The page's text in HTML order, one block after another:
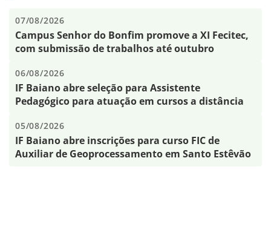
07/08/2026
Campus Senhor do Bonfim promove a XI Fecitec,
com submissão de trabalhos até outubro
06/08/2026
IF Baiano abre seleção para Assistente
Pedagógico para atuação em cursos a distância
05/08/2026
IF Baiano abre inscrições para curso FIC de
Auxiliar de Geoprocessamento em Santo Estêvão